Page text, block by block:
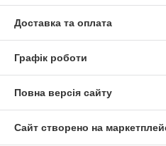
Доставка та оплата
Графік роботи
Повна версія сайту
Сайт створено на